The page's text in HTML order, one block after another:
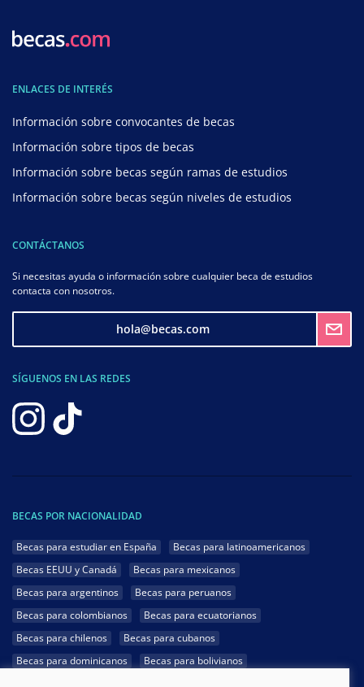
ENLACES DE INTERÉS
Información sobre convocantes de becas
Información sobre tipos de becas
Información sobre becas según ramas de estudios
Información sobre becas según niveles de estudios
CONTÁCTANOS
Si necesitas ayuda o información sobre cualquier beca de estudios
contacta con nosotros.
hola@becas.com
SÍGUENOS EN LAS REDES
BECAS POR NACIONALIDAD
Becas para estudiar en España
Becas para latinoamericanos
Becas EEUU y Canadá
Becas para mexicanos
Becas para argentinos
Becas para peruanos
Becas para colombianos
Becas para ecuatorianos
Becas para chilenos
Becas para cubanos
Becas para dominicanos
Becas para bolivianos